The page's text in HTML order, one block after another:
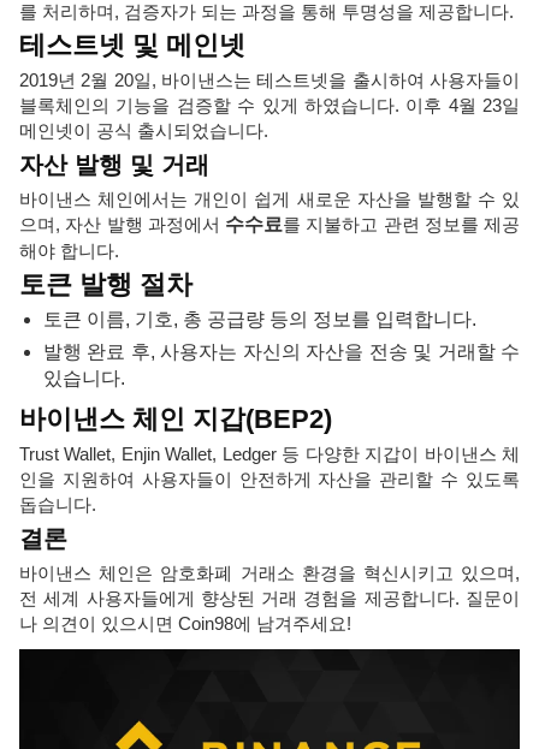
를 처리하며, 검증자가 되는 과정을 통해 투명성을 제공합니다.
테스트넷 및 메인넷
2019년 2월 20일, 바이낸스는 테스트넷을 출시하여 사용자들이
블록체인의 기능을 검증할 수 있게 하였습니다. 이후 4월 23일
메인넷이 공식 출시되었습니다.
자산 발행 및 거래
바이낸스 체인에서는 개인이 쉽게 새로운 자산을 발행할 수 있
으며, 자산 발행 과정에서 수수료를 지불하고 관련 정보를 제공
해야 합니다.
토큰 발행 절차
토큰 이름, 기호, 총 공급량 등의 정보를 입력합니다.
발행 완료 후, 사용자는 자신의 자산을 전송 및 거래할 수
있습니다.
바이낸스 체인 지갑(BEP2)
Trust Wallet, Enjin Wallet, Ledger 등 다양한 지갑이 바이낸스 체
인을 지원하여 사용자들이 안전하게 자산을 관리할 수 있도록
돕습니다.
결론
바이낸스 체인은 암호화폐 거래소 환경을 혁신시키고 있으며,
전 세계 사용자들에게 향상된 거래 경험을 제공합니다. 질문이
나 의견이 있으시면 Coin98에 남겨주세요!